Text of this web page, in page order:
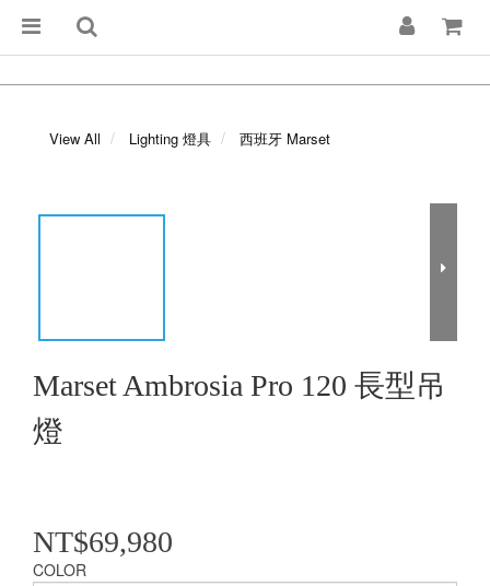
View All Lighting 燈具 西班牙 Marset
Marset Ambrosia Pro 120 長型吊
燈
NT$69,980
COLOR